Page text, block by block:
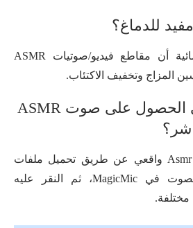
أظهرت دراسة استقصائية أن مقاطع فيديو/صوتيات ASMR
المزاج وتخفيف الاكتئاب.
كيف يمكنني الحصول على صوت ASMR
يمكنك توليد Asmr AI Voice واقعي عن طريق تحميل ملفات
صوتية تحتوي على الصوت في MagicMic، ثم النقر عليه